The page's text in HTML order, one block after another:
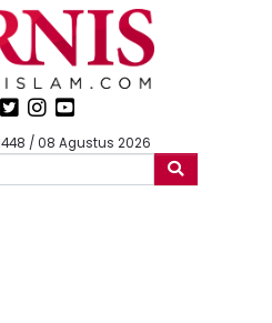
/ 08 Agustus 2026